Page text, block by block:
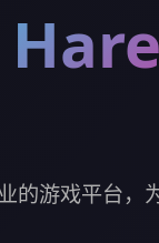
游戏平台，